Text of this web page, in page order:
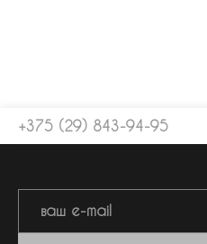
+375 (29) 843-94-95